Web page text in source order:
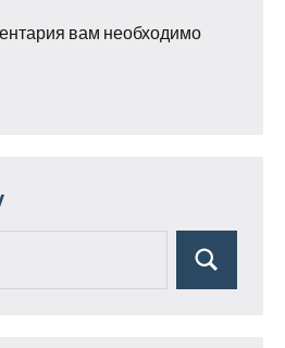
вам необходимо
Поиск